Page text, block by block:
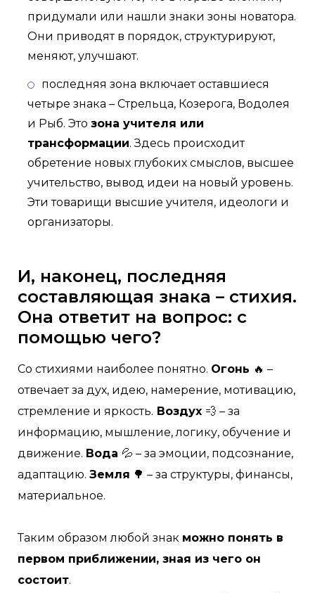
придумали или нашли знаки зоны новатора.
Они приводят в порядок, структурируют,
меняют, улучшают.
последняя зона включает оставшиеся
четыре знака – Стрельца, Козерога, Водолея
и Рыб. Это зона учителя или
трансформации. Здесь происходит
обретение новых глубоких смыслов, высшее
учительство, вывод идеи на новый уровень.
Эти товарищи высшие учителя, идеологи и
организаторы.
И, наконец, последняя
составляющая знака – стихия.
Она ответит на вопрос: с
помощью чего?
Со стихиями наиболее понятно. Огонь 🔥 –
отвечает за дух, идею, намерение, мотивацию,
стремление и яркость. Воздух 💨 – за
информацию, мышление, логику, обучение и
движение. Вода 💦 – за эмоции, подсознание,
адаптацию. Земля 🌳 – за структуры, финансы,
материальное.
Таким образом любой знак можно понять в
первом приближении, зная из чего он
состоит.